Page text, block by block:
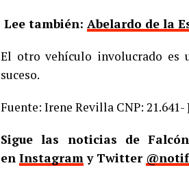
Lee también: Abelardo de la
El otro vehículo involucrado es
suceso.
Fuente: Irene Revilla CNP:
Sigue las noticias de
en Instagramy Twitter